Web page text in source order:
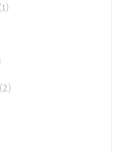
(1)
(2)